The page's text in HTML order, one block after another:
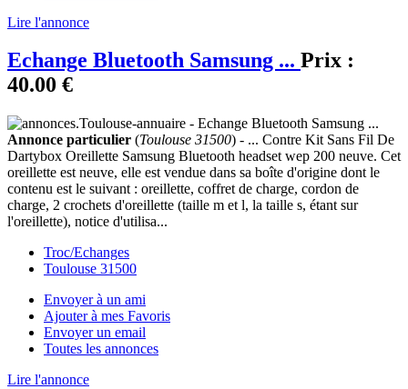
Lire l'annonce
Echange Bluetooth Samsung ... Prix :
40.00 €
Annonce particulier (Toulouse 31500) - ... Contre Kit Sans Fil De
Dartybox Oreillette Samsung Bluetooth headset wep 200 neuve. Cet
oreillette est neuve, elle est vendue dans sa boîte d'origine dont le
contenu est le suivant : oreillette, coffret de charge, cordon de
charge, 2 crochets d'oreillette (taille m et l, la taille s, étant sur
l'oreillette), notice d'utilisa...
Troc/Echanges
Toulouse 31500
Envoyer à un ami
Ajouter à mes Favoris
Envoyer un email
Toutes les annonces
Lire l'annonce